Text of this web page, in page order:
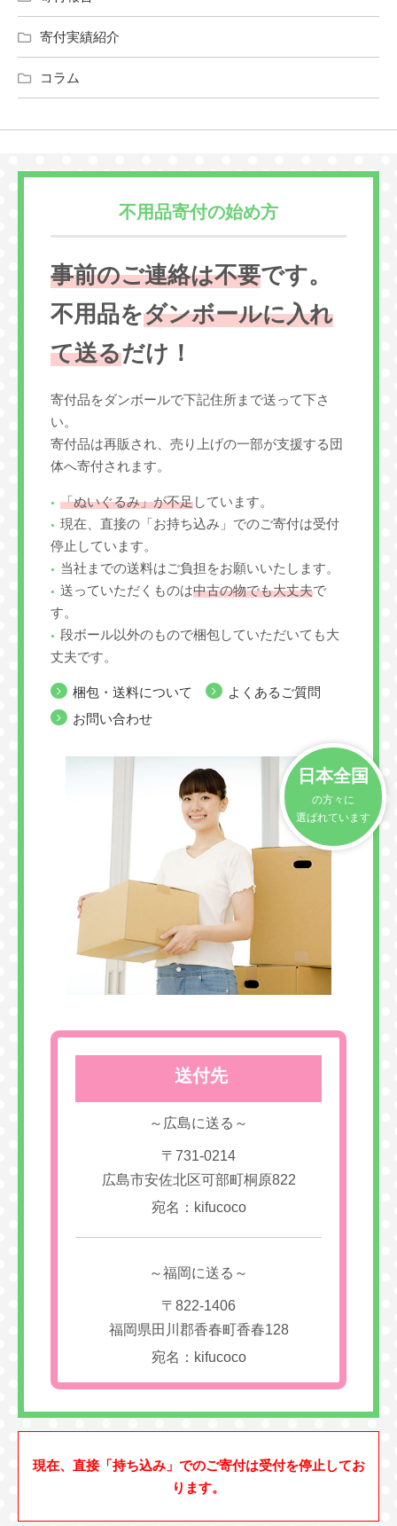
寄付実績紹介
コラム
不用品寄付の始め方
事前のご連絡は不要です。
不用品をダンボールに入れ
て送るだけ！
寄付品をダンボールで下記住所まで送って下さ
い。
寄付品は再販され、売り上げの一部が支援する団
体へ寄付されます。
「ぬいぐるみ」が不足しています。
現在、直接の「お持ち込み」でのご寄付は受付
停止しています。
当社までの送料はご負担をお願いいたします。
送っていただくものは中古の物でも大丈夫で
す。
段ボール以外のもので梱包していただいても大
丈夫です。
梱包・送料について
よくあるご質問
お問い合わせ
日本全国
の方々に
選ばれています
送付先
～広島に送る～
〒731-0214
広島市安佐北区可部町桐原822
宛名：kifucoco
～福岡に送る～
〒822-1406
福岡県田川郡香春町香春128
宛名：kifucoco
現在、直接「持ち込み」でのご寄付は受付を停止してお
ります。